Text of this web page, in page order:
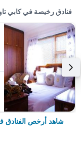
فنادق رخيصة في كابي
شاهد أرخص الفنادق